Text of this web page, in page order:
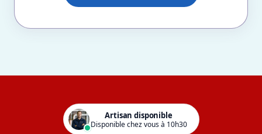
Artisan disponible
Disponible chez vous à 10h30